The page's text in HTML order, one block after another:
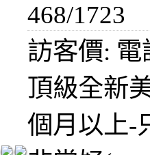
468/1723
訪客價: 電
頂級全新
個月以上-